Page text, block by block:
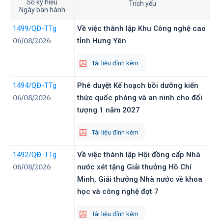
Số ký hiệu
Ngày ban hành
Trích yếu
1499/QĐ-TTg
06/08/2026
Về việc thành lập Khu Công nghệ cao
tỉnh Hưng Yên
Tài liệu đính kèm
1494/QĐ-TTg
06/08/2026
Phê duyệt Kế hoạch bồi dưỡng kiến
thức quốc phòng và an ninh cho đối
tượng 1 năm 2027
Tài liệu đính kèm
1492/QĐ-TTg
06/08/2026
Về việc thành lập Hội đồng cấp Nhà
nước xét tặng Giải thưởng Hồ Chí
Minh, Giải thưởng Nhà nước về khoa
học và công nghệ đợt 7
Tài liệu đính kèm